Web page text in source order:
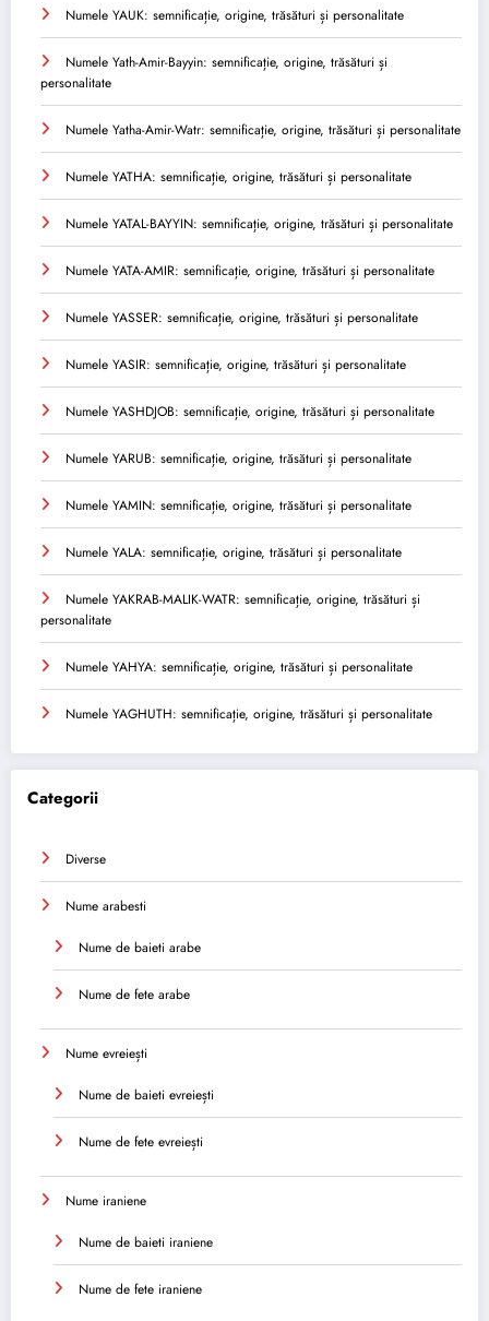
Numele YAUK: semnificație, origine, trăsături și personalitate
Numele Yath-Amir-Bayyin: semnificație, origine, trăsături și
personalitate
Numele Yatha-Amir-Watr: semnificație, origine, trăsături și personalitate
Numele YATHA: semnificație, origine, trăsături și personalitate
Numele YATAL-BAYYIN: semnificație, origine, trăsături și personalitate
Numele YATA-AMIR: semnificație, origine, trăsături și personalitate
Numele YASSER: semnificație, origine, trăsături și personalitate
Numele YASIR: semnificație, origine, trăsături și personalitate
Numele YASHDJOB: semnificație, origine, trăsături și personalitate
Numele YARUB: semnificație, origine, trăsături și personalitate
Numele YAMIN: semnificație, origine, trăsături și personalitate
Numele YALA: semnificație, origine, trăsături și personalitate
Numele YAKRAB-MALIK-WATR: semnificație, origine, trăsături și
personalitate
Numele YAHYA: semnificație, origine, trăsături și personalitate
Numele YAGHUTH: semnificație, origine, trăsături și personalitate
Categorii
Diverse
Nume arabesti
Nume de baieti arabe
Nume de fete arabe
Nume evreiești
Nume de baieti evreiești
Nume de fete evreiești
Nume iraniene
Nume de baieti iraniene
Nume de fete iraniene